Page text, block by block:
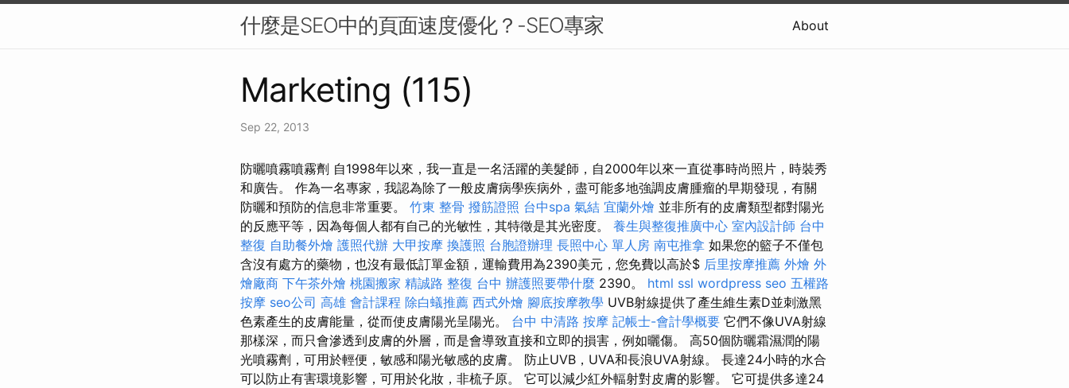
什麼是SEO中的頁面速度優化？-SEO專家 About
Marketing (115)
Sep 22, 2013
防曬噴霧噴霧劑 自1998年以來，我一直是一名活躍的美髮師，自2000年以來一直從事時尚照片，時裝秀
和廣告。 作為一名專家，我認為除了一般皮膚病學疾病外，盡可能多地強調皮膚腫瘤的早期發現，有關
防曬和預防的信息非常重要。 竹東 整骨 撥筋證照 台中spa 氣結 宜蘭外燴 並非所有的皮膚類型都對陽光
的反應平等，因為每個人都有自己的光敏性​​，其特徵是其光密度。 養生與整復推廣中心 室內設計師 台中
整復 自助餐外燴 護照代辦 大甲按摩 換護照 台胞證辦理 長照中心 單人房 南屯推拿 如果您的籃子不僅包
含沒有處方的藥物，也沒有最低訂單金額，運輸費用為2390美元，您免費以高於$ 后里按摩推薦 外燴 外
燴廠商 下午茶外燴 桃園搬家 精誠路 整復 台中 辦護照要帶什麼 2390。 html ssl wordpress seo 五權路
按摩 seo公司 高雄 會計課程 除白蟻推薦 西式外燴 腳底按摩教學 UVB射線提供了產生維生素D並刺激黑
色素產生的皮膚能量，從而使皮膚陽光呈陽光。 台中 中清路 按摩 記帳士-會計學概要 它們不像UVA射線
那樣深，而只會滲透到皮膚的外層，而是會導致直接和立即的損害，例如曬傷。 高50個防曬霜濕潤的陽
光噴霧劑，可用於輕便，敏感和陽光敏感的皮膚。 防止UVB，UVA和長浪UVA射線。 長達24小時的水合
可以防止有害環境影響，可用於化妝，非梳子原。 它可以減少紅外輻射對皮膚的影響。 它可提供多達24